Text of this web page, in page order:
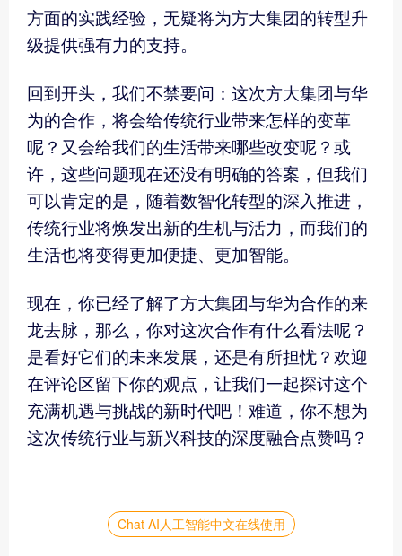
方面的实践经验，无疑将为方大集团的转型升
级提供强有力的支持。
回到开头，我们不禁要问：这次方大集团与华
为的合作，将会给传统行业带来怎样的变革
呢？又会给我们的生活带来哪些改变呢？或
许，这些问题现在还没有明确的答案，但我们
可以肯定的是，随着数智化转型的深入推进，
传统行业将焕发出新的生机与活力，而我们的
生活也将变得更加便捷、更加智能。
现在，你已经了解了方大集团与华为合作的来
龙去脉，那么，你对这次合作有什么看法呢？
是看好它们的未来发展，还是有所担忧？欢迎
在评论区留下你的观点，让我们一起探讨这个
充满机遇与挑战的新时代吧！难道，你不想为
这次传统行业与新兴科技的深度融合点赞吗？
Chat AI人工智能中文在线使用